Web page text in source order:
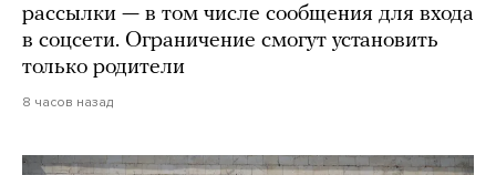
рассылки — в том числе сообщения для входа
в соцсети. Ограничение смогут установить
только родители
8 часов назад